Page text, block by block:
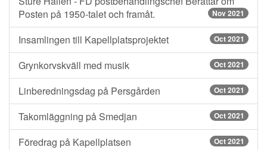
Posten på 1950-talet och framåt.
Nov 2021
Insamlingen till Kapellplatsprojektet Oct 2021
Grynkorvskväll med musik Oct 2021
Linberedningsdag på Persgården Oct 2021
Takomläggning på Smedjan Oct 2021
Föredrag på Kapellplatsen Oct 2021